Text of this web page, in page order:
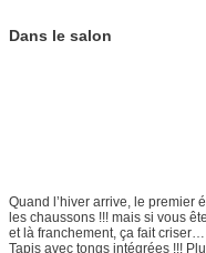
Dans le salon
Quand l’hiver arrive, le premier
les chaussons !!! mais si vous
et là franchement, ça fait
Tapis avec tongs intégrées !!!